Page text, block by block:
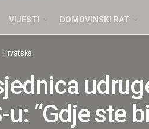
VIJESTI DOMOVINSKI RAT
Hrvatska
u: “Gdje ste